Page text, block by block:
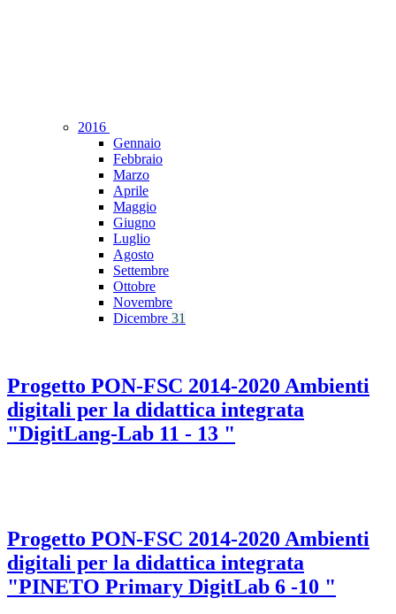
2016
Gennaio
Febbraio
Marzo
Aprile
Maggio
Giugno
Luglio
Agosto
Settembre
Ottobre
Novembre
Dicembre 31
Progetto PON-FSC 2014-2020 Ambienti
digitali per la didattica integrata
"DigitLang-Lab 11 - 13 "
Progetto PON-FSC 2014-2020 Ambienti
digitali per la didattica integrata
"PINETO Primary DigitLab 6 -10 "